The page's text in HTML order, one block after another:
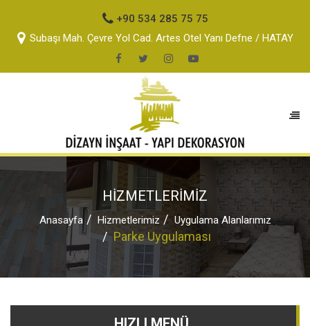
+90 534 285 75 75
Subaşı Mah. Çevre Yol Cad. Artes Otel Yanı Defne / HATAY
HİZMETLERİMİZ
Anasayfa Hizmetlerimiz Uygulama Alanlarımız
Parke Uygulaması